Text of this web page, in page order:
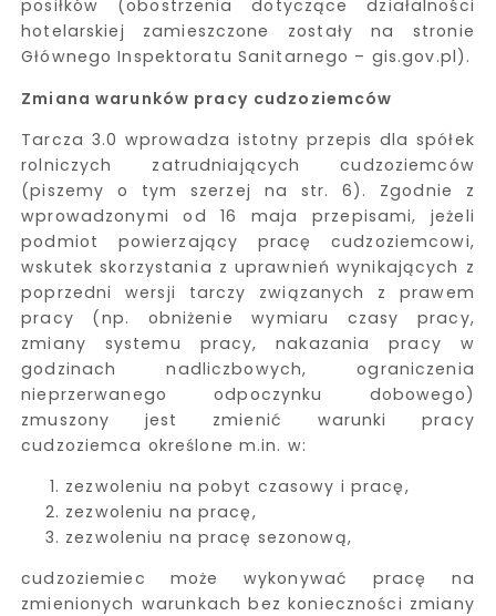
posiłków (obostrzenia dotyczące działalności
hotelarskiej zamieszczone zostały na stronie
Głównego Inspektoratu Sanitarnego – gis.gov.pl).
Zmiana warunków pracy cudzoziemców
Tarcza 3.0 wprowadza istotny przepis dla spółek
rolniczych zatrudniających cudzoziemców
(piszemy o tym szerzej na str. 6). Zgodnie z
wprowadzonymi od 16 maja przepisami, jeżeli
podmiot powierzający pracę cudzoziemcowi,
wskutek skorzystania z uprawnień wynikających z
poprzedni wersji tarczy związanych z prawem
pracy (np. obniżenie wymiaru czasy pracy,
zmiany systemu pracy, nakazania pracy w
godzinach nadliczbowych, ograniczenia
nieprzerwanego odpoczynku dobowego)
zmuszony jest zmienić warunki pracy
cudzoziemca określone m.in. w:
zezwoleniu na pobyt czasowy i pracę,
zezwoleniu na pracę,
zezwoleniu na pracę sezonową,
cudzoziemiec może wykonywać pracę na
zmienionych warunkach bez konieczności zmiany